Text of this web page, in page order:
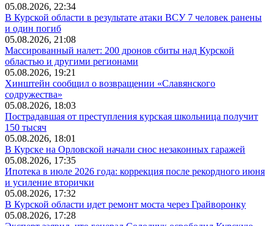
05.08.2026, 22:34
В Курской области в результате атаки ВСУ 7 человек ранены
и один погиб
05.08.2026, 21:08
Массированный налет: 200 дронов сбиты над Курской
областью и другими регионами
05.08.2026, 19:21
Хинштейн сообщил о возвращении «Славянского
содружества»
05.08.2026, 18:03
Пострадавшая от преступления курская школьница получит
150 тысяч
05.08.2026, 18:01
В Курске на Орловской начали снос незаконных гаражей
05.08.2026, 17:35
Ипотека в июле 2026 года: коррекция после рекордного июня
и усиление вторички
05.08.2026, 17:32
В Курской области идет ремонт моста через Грайворонку
05.08.2026, 17:28